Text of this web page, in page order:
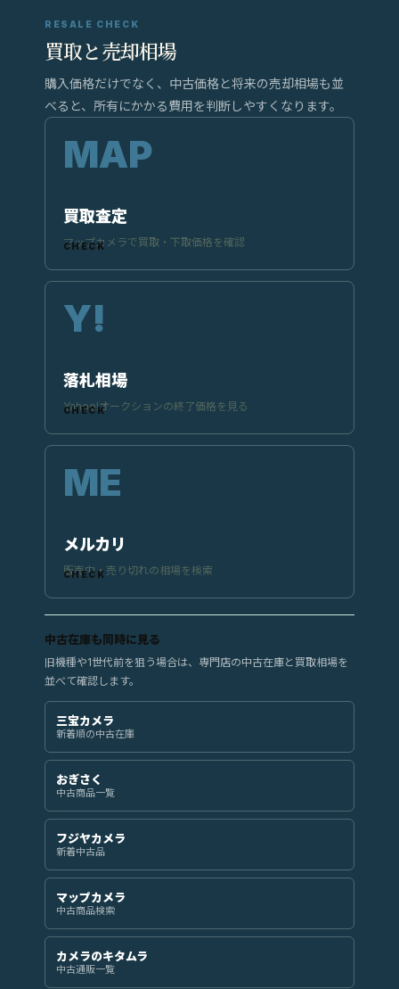
RESALE CHECK
買取と売却相場
購入価格だけでなく、中古価格と将来の売却相場も並
べると、所有にかかる費用を判断しやすくなります。
買取査定
マップカメラで買取・下取価格を確認
落札相場
Yahoo!オークションの終了価格を見る
メルカリ
販売中・売り切れの相場を検索
中古在庫も同時に見る
旧機種や1世代前を狙う場合は、専門店の中古在庫と買取相場を
並べて確認します。
三宝カメラ
新着順の中古在庫
おぎさく
中古商品一覧
フジヤカメラ
新着中古品
マップカメラ
中古商品検索
カメラのキタムラ
中古通販一覧